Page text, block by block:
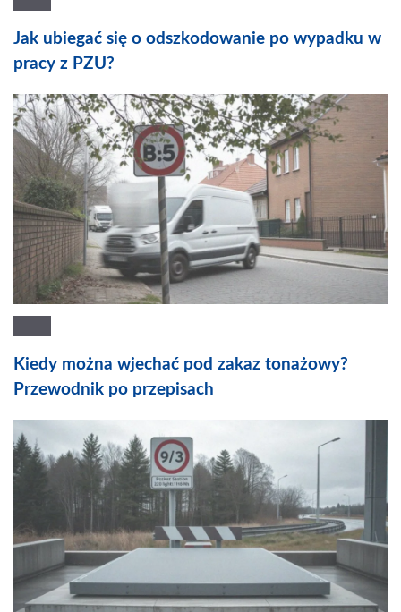
Jak ubiegać się o odszkodowanie po wypadku w
pracy z PZU?
Kiedy można wjechać pod zakaz tonażowy?
Przewodnik po przepisach